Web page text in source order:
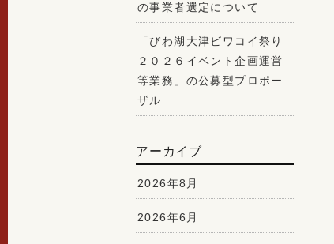
の事業者選定について
「びわ湖大津ビワコイ祭り
２０２６イベント企画運営
等業務」の公募型プロポー
ザル
アーカイブ
2026年8月
2026年6月